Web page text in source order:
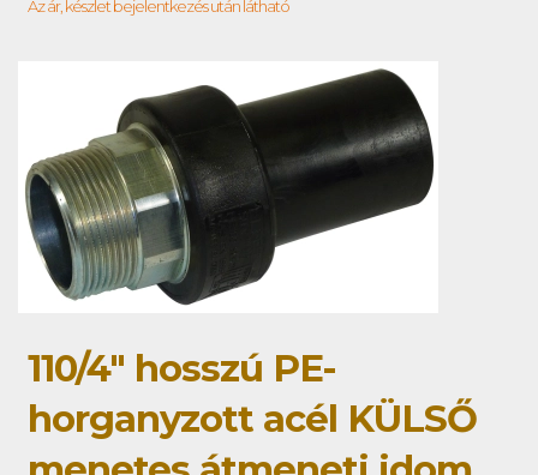
Az ár, készlet bejelentkezés után látható
110/4" hosszú PE-
horganyzott acél KÜLSŐ